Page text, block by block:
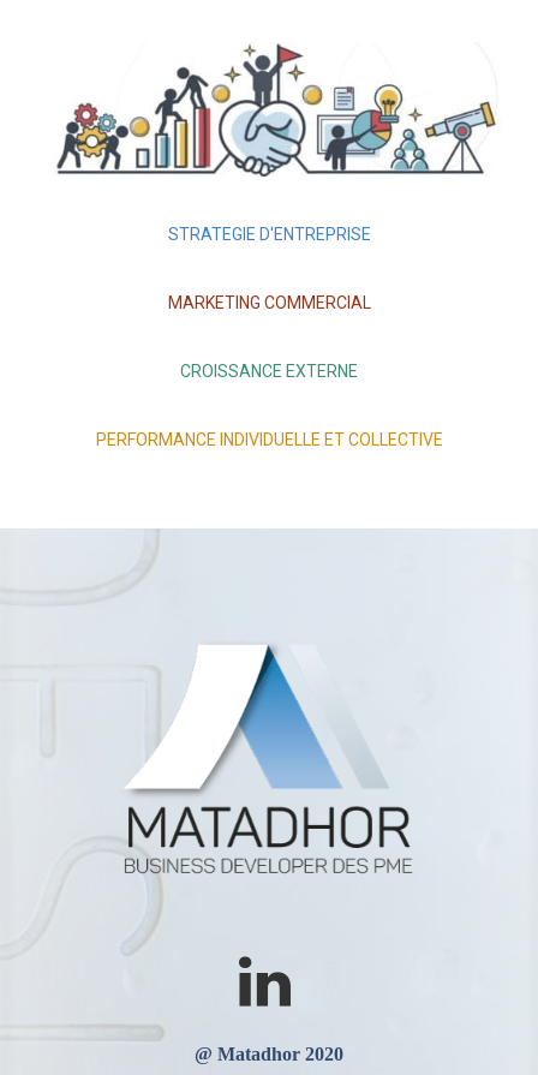
STRATEGIE D'ENTREPRISE
MARKETING COMMERCIAL
CROISSANCE EXTERNE
PERFORMANCE INDIVIDUELLE ET COLLECTIVE
@ Matadhor 2020